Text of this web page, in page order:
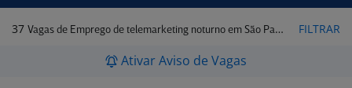
37 Vagas de Emprego de telemarketing noturno em São Paulo - SP FILTRAR
Ativar Aviso de Vagas